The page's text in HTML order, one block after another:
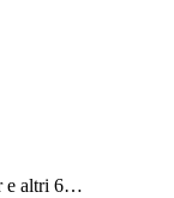
e altri 6…